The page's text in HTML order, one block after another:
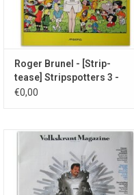
Roger Brunel - [Strip-
tease] Stripspotters 3 -
1995
€0,00
[in]: Volkskrant Magazine 789
TOEVOEGEN AAN WINKELWAGEN